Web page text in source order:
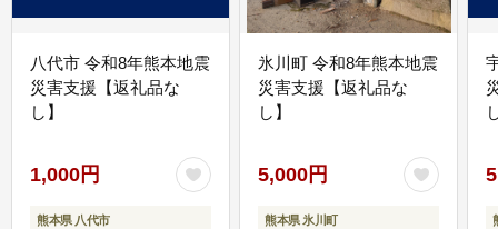
八代市 令和8年熊本地震
災害支援【返礼品な
し】
1,000円
熊本県 八代市
氷川町 令和8年熊本地震
災害支援【返礼品な
し】
5,000円
熊本県 氷川町